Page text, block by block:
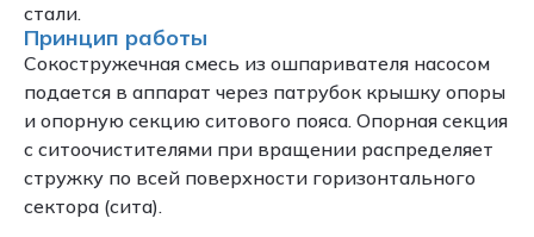
стали.
Принцип работы
Сокостружечная смесь из ошпаривателя насосом
подается в аппарат через патрубок крышку опоры
и опорную секцию ситового пояса. Опорная секция
с ситоочистителями при вращении распределяет
стружку по всей поверхности горизонтального
сектора (сита).